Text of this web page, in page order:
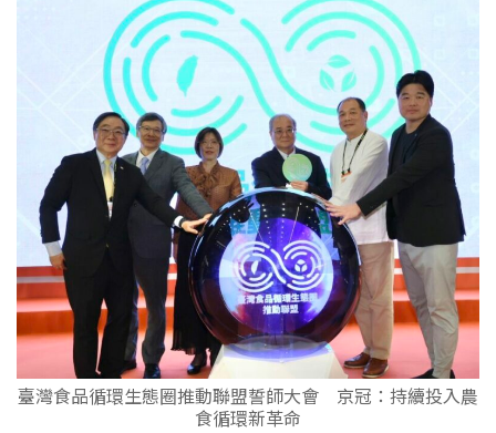
臺灣食品循環生態圈推動聯盟誓師大會 京冠：持續投入農
食循環新革命